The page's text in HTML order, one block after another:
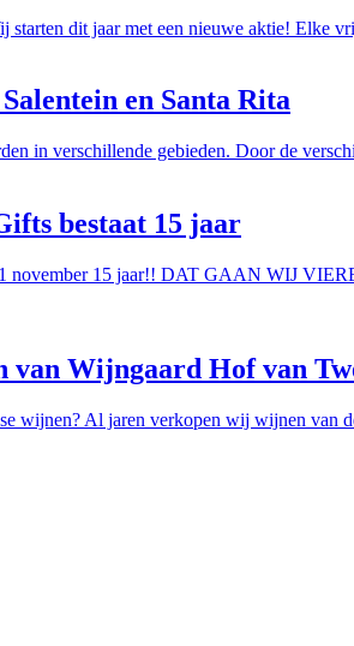
dit jaar met een nieuwe aktie! Elke
en Santa Rita
in verschillende gebieden. Door de
bestaat 15 jaar
november 15 jaar!! DAT GAAN WIJ
van Wijngaard Hof van
wijnen? Al jaren verkopen wij wijnen van